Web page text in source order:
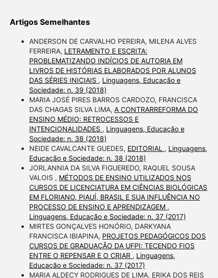
Artigos Semelhantes
ANDERSON DE CARVALHO PEREIRA, MILENA ALVES
FERREIRA, LETRAMENTO E ESCRITA:
PROBLEMATIZANDO INDÍCIOS DE AUTORIA EM
LIVROS DE HISTÓRIAS ELABORADOS POR ALUNOS
DAS SÉRIES INICIAIS , Linguagens, Educação e
Sociedade: n. 39 (2018)
MARIA JOSÉ PIRES BARROS CARDOZO, FRANCISCA
DAS CHAGAS SILVA LIMA, A CONTRARREFORMA DO
ENSINO MÉDIO: RETROCESSOS E
INTENCIONALIDADES , Linguagens, Educação e
Sociedade: n. 38 (2018)
NEIDE CAVALCANTE GUEDES, EDITORIAL , Linguagens,
Educação e Sociedade: n. 38 (2018)
JORLANNIA DA SILVA FIGUEREDO, RAQUEL SOUSA
VALOIS , MÉTODOS DE ENSINO UTILIZADOS NOS
CURSOS DE LICENCIATURA EM CIÊNCIAS BIOLÓGICAS
EM FLORIANO, PIAUÍ, BRASIL E SUA INFLUÊNCIA NO
PROCESSO DE ENSINO E APRENDIZAGEM ,
Linguagens, Educação e Sociedade: n. 37 (2017)
MIRTES GONÇALVES HONÓRIO, DARKYANA
FRANCISCA IBIAPINA, PROJETOS PEDAGÓGICOS DOS
CURSOS DE GRADUAÇÃO DA UFPI: TECENDO FIOS
ENTRE O REPENSAR E O CRIAR , Linguagens,
Educação e Sociedade: n. 37 (2017)
MARIA ALDECY RODRIGUES DE LIMA, ERIKA DOS REIS